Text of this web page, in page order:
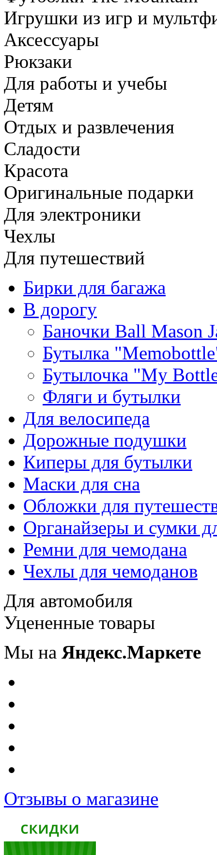
Игрушки из игр и
Аксессуары
Рюкзаки
Для работы и учебы
Детям
Отдых и развлечения
Сладости
Красота
Оригинальные подарки
Для электроники
Чехлы
Для путешествий
Бирки для багажа
В дорогу
Баночки Ball Mason
Бутылка
Бутылочка "My
Фляги и бутылки
Для велосипеда
Дорожные подушки
Киперы для бутылки
Маски для сна
Обложки для
Органайзеры и сумки
Ремни для чемодана
Чехлы для чемоданов
Для автомобиля
Уцененные товары
Мы на Яндекс.Маркете
Отзывы о магазине